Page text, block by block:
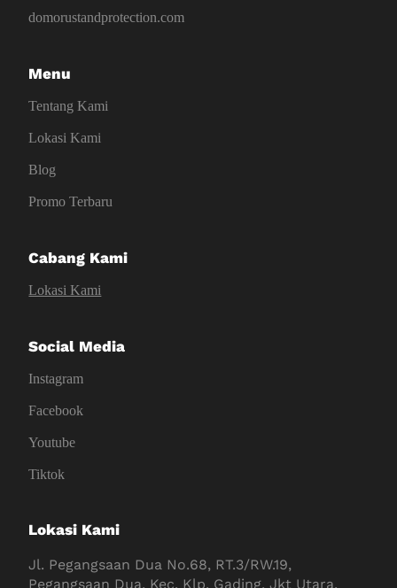
domorustandprotection.com
Menu
Tentang Kami
Lokasi Kami
Blog
Promo Terbaru
Cabang Kami
Lokasi Kami
Social Media
Instagram
Facebook
Youtube
Tiktok
Lokasi Kami
Jl. Pegangsaan Dua No.68, RT.3/RW.19,
Pegangsaan Dua, Kec. Klp. Gading, Jkt Utara,